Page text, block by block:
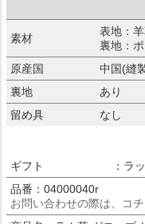
素材
表地：
裏地：
原産国
中国(縫
裏地
あり
留め具
なし
ギフト
：ラ
品番：04000040r
お問い合わせの際は、コ